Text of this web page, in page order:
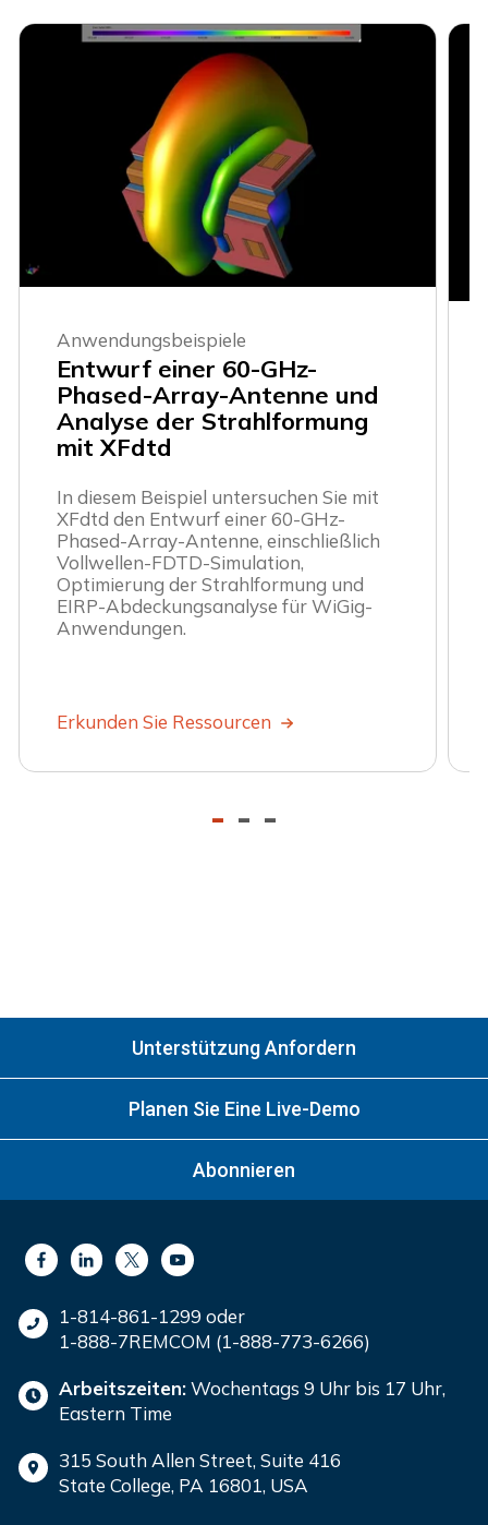
Anwendungsbeispiele
Entwurf einer 60-GHz-
Phased-Array-Antenne und
Analyse der Strahlformung
mit XFdtd
In diesem Beispiel untersuchen Sie mit
XFdtd den Entwurf einer 60-GHz-
Phased-Array-Antenne, einschließlich
Vollwellen-FDTD-Simulation,
Optimierung der Strahlformung und
EIRP-Abdeckungsanalyse für WiGig-
Anwendungen.
Erkunden Sie Ressourcen
- - -
Unterstützung Anfordern
Planen Sie Eine Live-Demo
Abonnieren
1-814-861-1299 oder
1-888-7REMCOM (1-888-773-6266)
Arbeitszeiten:Wochentags 9 Uhr bis 17 Uhr,
Eastern Time
315 South Allen Street, Suite 416
State College, PA 16801, USA